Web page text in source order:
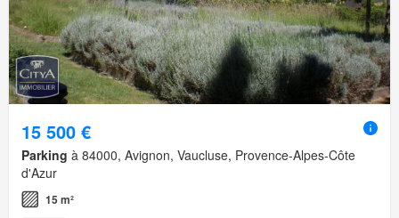
15 500 €
Parking à 84000, Avignon, Vaucluse, Provence-Alpes-Côte
d'Azur
15 m²